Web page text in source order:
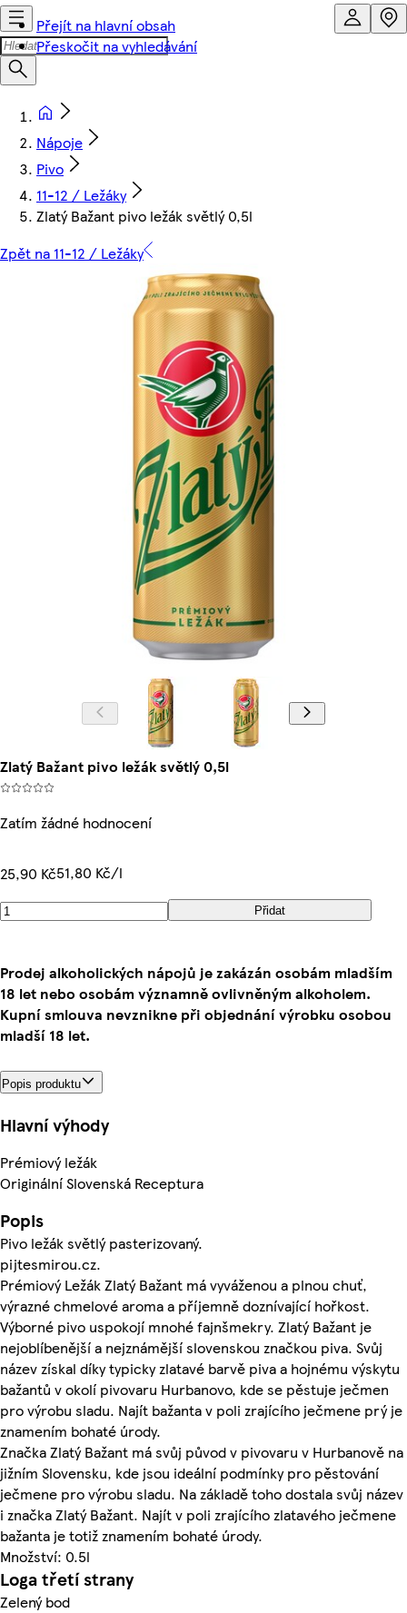
Přejít na hlavní obsah
Přeskočit na vyhledávání
Nápoje
Pivo
11-12 / Ležáky
Zlatý Bažant pivo ležák světlý 0,5l
Zpět na 11-12 / Ležáky
Zlatý Bažant pivo ležák světlý 0,5l
Zatím žádné hodnocení
25,90 Kč51,80 Kč/l
Přidat
Prodej alkoholických nápojů je zakázán osobám mladším
18 let nebo osobám významně ovlivněným alkoholem.
Kupní smlouva nevznikne při objednání výrobku osobou
mladší 18 let.
Popis produktu
Hlavní výhody
Prémiový ležák
Originální Slovenská Receptura
Popis
Pivo ležák světlý pasterizovaný.
pijtesmirou.cz.
Prémiový Ležák Zlatý Bažant má vyváženou a plnou chuť,
výrazné chmelové aroma a příjemně doznívající hořkost.
Výborné pivo uspokojí mnohé fajnšmekry. Zlatý Bažant je
nejoblíbenější a nejznámější slovenskou značkou piva. Svůj
název získal díky typicky zlatavé barvě piva a hojnému výskytu
bažantů v okolí pivovaru Hurbanovo, kde se pěstuje ječmen
pro výrobu sladu. Najít bažanta v poli zrajícího ječmene prý je
znamením bohaté úrody.
Značka Zlatý Bažant má svůj původ v pivovaru v Hurbanově na
jižním Slovensku, kde jsou ideální podmínky pro pěstování
ječmene pro výrobu sladu. Na základě toho dostala svůj název
i značka Zlatý Bažant. Najít v poli zrajícího zlatavého ječmene
bažanta je totiž znamením bohaté úrody.
Množství: 0.5l
Loga třetí strany
Zelený bod